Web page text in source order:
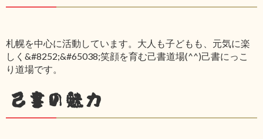
札幌を中心に活動しています。大人も子どもも、元気に楽
しく&#8252;&#65038;笑顔を育む己書道場(^^)己書にっこ
り道場です。
己書の魅力